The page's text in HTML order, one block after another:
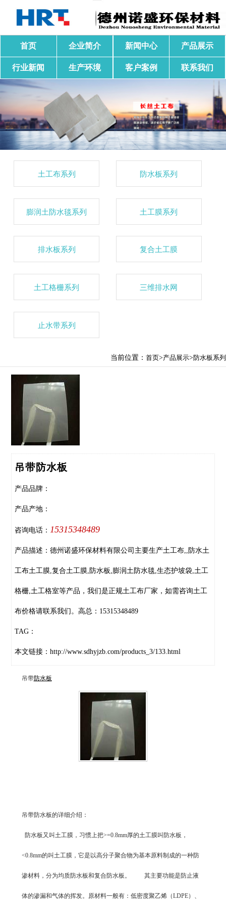
首页 企业简介 新闻中心 产品展示
行业新闻 生产环境 客户案例 联系我们
土工布系列 防水板系列
膨润土防水毯系列 土工膜系列
排水板系列 复合土工膜
土工格栅系列 三维排水网
止水带系列
当前位置： 首页>产品展示>防水板系列
吊带防水板
产品品牌：
产品产地：
咨询电话： 15315348489
产品描述：德州诺盛环保材料有限公司主要生产土工布,,防水土
工布土工膜,复合土工膜,防水板,膨润土防水毯,生态护坡袋,土工
格栅,土工格室等产品，我们是正规土工布厂家，如需咨询土工
布价格请联系我们。高总：15315348489
TAG：
本文链接： http://www.sdhyjzb.com/products_3/133.html
吊带防水板
吊带防水板的详细介绍：
防水板又叫土工膜，习惯上把>=0.8mm厚的土工膜叫防水板，
<0.8mm的叫土工膜，它是以高分子聚合物为基本原料制成的一种防
渗材料，分为均质防水板和复合防水板。 其主要功能是防止液
体的渗漏和气体的挥发。原材料一般有：低密度聚乙烯（LDPE）、